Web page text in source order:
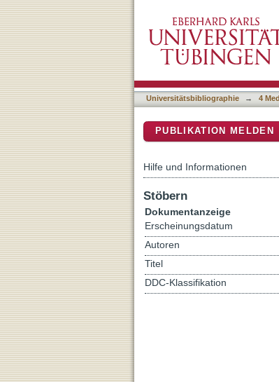
Genauigkeit der
Universitätsbibliographie → 4
PUBLIKATION MELDEN
Hilfe und Informationen
Stöbern
Dokumentanzeige
Erscheinungsdatum
Autoren
Titel
DDC-Klassifikation